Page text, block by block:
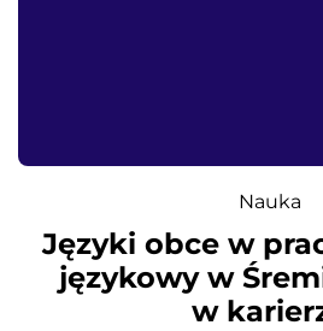
Nauka
Języki obce w
językowy w
w